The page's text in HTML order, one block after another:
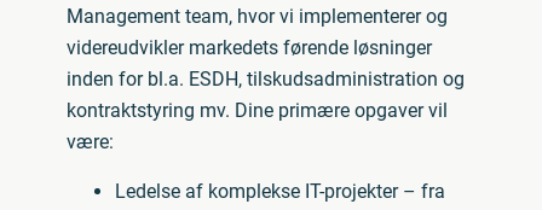
Management team, hvor vi implementerer og
videreudvikler markedets førende løsninger
inden for bl.a. ESDH, tilskudsadministration og
kontraktstyring mv. Dine primære opgaver vil
være:
Ledelse af komplekse IT-projekter – fra